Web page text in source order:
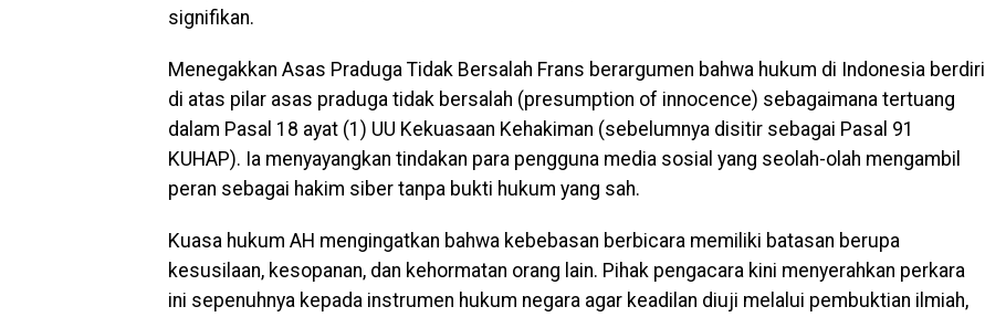
signifikan.
Menegakkan Asas Praduga Tidak Bersalah Frans berargumen bahwa hukum di Indonesia berdiri
di atas pilar asas praduga tidak bersalah (presumption of innocence) sebagaimana tertuang
dalam Pasal 18 ayat (1) UU Kekuasaan Kehakiman (sebelumnya disitir sebagai Pasal 91
KUHAP). Ia menyayangkan tindakan para pengguna media sosial yang seolah-olah mengambil
peran sebagai hakim siber tanpa bukti hukum yang sah.
Kuasa hukum AH mengingatkan bahwa kebebasan berbicara memiliki batasan berupa
kesusilaan, kesopanan, dan kehormatan orang lain. Pihak pengacara kini menyerahkan perkara
ini sepenuhnya kepada instrumen hukum negara agar keadilan diuji melalui pembuktian ilmiah,